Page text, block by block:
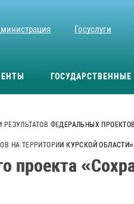
Госуслуги
ГОСУДАРСТВЕННЫЕ
ФЕДЕРАЛЬНЫХ
НА ТЕРРИТОРИИ КУРСКОЙ ОБЛАСТИ»
проекта